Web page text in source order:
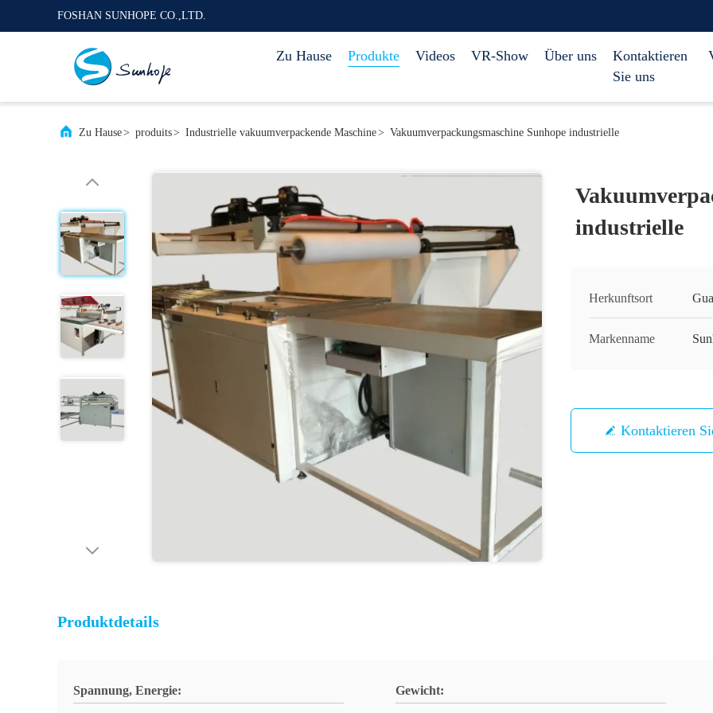
FOSHAN SUNHOPE CO.,LTD.
Zu Hause Produkte Videos VR-Show Über uns
Kontaktieren
Sie uns
Zu Hause> produits> Industrielle vakuumverpackende Maschine> Vakuumverpackungsmaschine Sunhope industrielle
industrielle
Herkunftsort
Markenname
Kontaktieren
Produktdetails
Spannung, Energie: Gewicht: